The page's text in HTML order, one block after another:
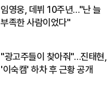
임영웅, 데뷔 10주년…"난 늘
부족한 사람이었다"
"광고주들이 찾아줘"…진태현,
'이숙캠' 하차 후 근황 공개